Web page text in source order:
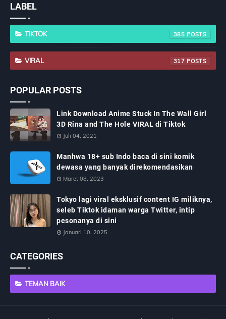
LABEL
TIKTOK 385
VIRAL 317
POPULAR POSTS
Link Download Anime Stuck In The Wall Girl
3D Rina and The Hole VIRAL di Tiktok
Juli 04, 2021
Manhwa 18+ sub Indo baca di sini komik
dewasa yang banyak direkomendasikan
Maret 08, 2023
Tokyo lagi viral eksklusif content IG miliknya,
seleb Tiktok idaman warga Twitter, intip
pesonanya di sini
Januari 10, 2025
CATEGORIES
TEMAN BAIK